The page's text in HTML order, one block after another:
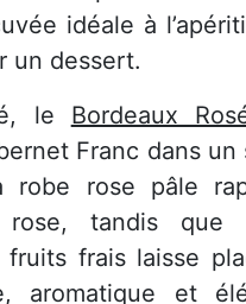
idéale à
un dessert.
le Bordeaux
Franc dans un
robe rose pâle
rose, tandis que
fruits frais laisse
aromatique et